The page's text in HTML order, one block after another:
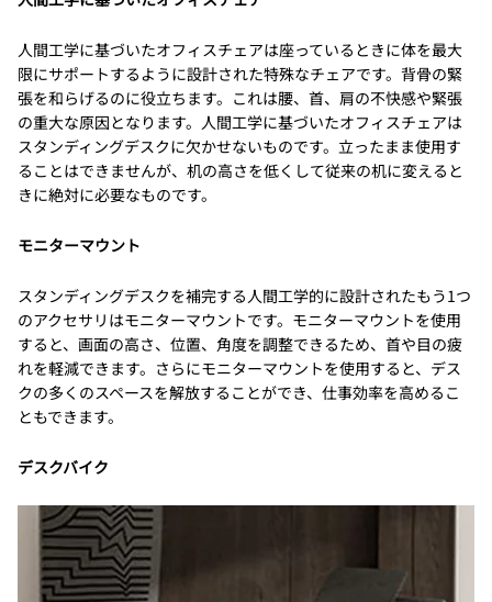
人間工学に基づいたオフィスチェアは座っているときに体を最大
限にサポートするように設計された特殊なチェアです。背骨の緊
張を和らげるのに役立ちます。これは腰、首、肩の不快感や緊張
の重大な原因となります。人間工学に基づいたオフィスチェアは
スタンディングデスクに欠かせないものです。立ったまま使用す
ることはできませんが、机の高さを低くして従来の机に変えると
きに絶対に必要なものです。
モニターマウント
スタンディングデスクを補完する人間工学的に設計されたもう1つ
のアクセサリはモニターマウントです。モニターマウントを使用
すると、画面の高さ、位置、角度を調整できるため、首や目の疲
れを軽減できます。さらにモニターマウントを使用すると、デス
クの多くのスペースを解放することができ、仕事効率を高めるこ
ともできます。
デスクバイク